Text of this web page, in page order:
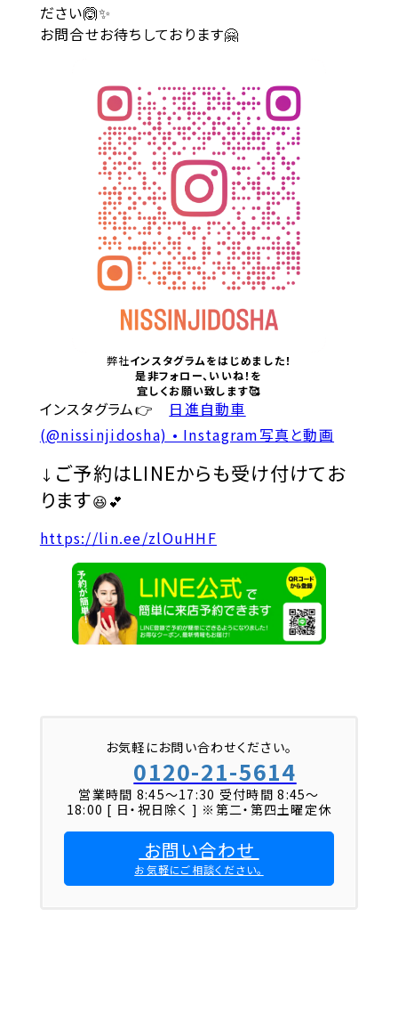
ださい🙆✨
お問合せお待ちしております🤗
弊社インスタグラムをはじめました！
是非フォロー、いいね！を
宜しくお願い致します🥰
インスタグラム👉 日進自動車
(@nissinjidosha) • Instagram写真と動画
↓ ご予約はLINEからも受け付けてお
ります😆💕
https://lin.ee/zlOuHHF
お気軽にお問い合わせください。
0120-21-5614
営業時間 8:45〜17:30 受付時間 8:45～
18:00 [ 日・祝日除く ] ※第二・第四土曜定休
お問い合わせ
お気軽にご相談ください。